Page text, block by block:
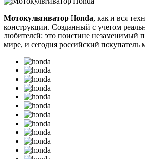
Мотокультиватор Honda, как и вся
конструкции. Созданный с учетом
любителей: это поистине незаменимый
мире, и сегодня российский покупатель